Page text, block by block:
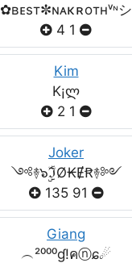
✿ʙᴇsт✼ɴᴀκʀoтнᵛᶰシ
4 1
Kim
K¡ლ
2 1
Joker
༺࿈๖ۣۣۜℑØ₭ɆꞦ࿈༻
135 91
Giang
︵²⁰⁰⁰ɠ!คⓝɕ☄